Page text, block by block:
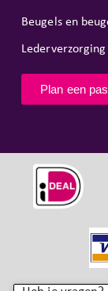
Beugels en
Lederverzorging
Plan een